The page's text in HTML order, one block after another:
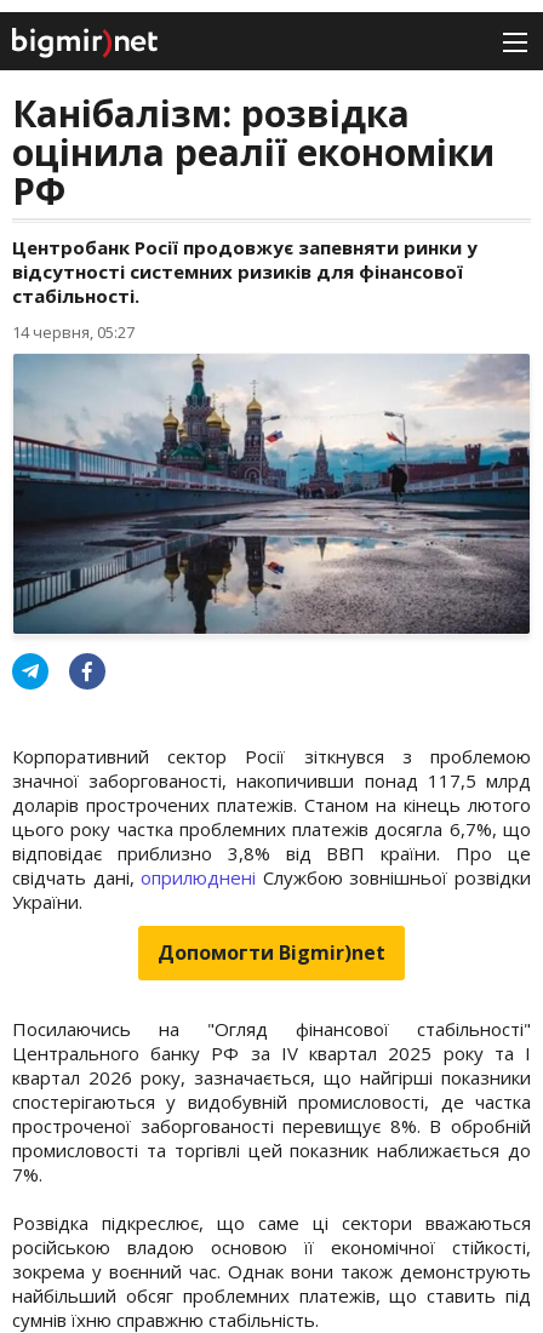
Канібалізм: розвідка
оцінила реалії економіки
РФ
Центробанк Росії продовжує запевняти ринки у
відсутності системних ризиків для фінансової
стабільності.
14 червня, 05:27
Корпоративний сектор Росії зіткнувся з проблемою
значної заборгованості, накопичивши понад 117,5 млрд
доларів прострочених платежів. Станом на кінець лютого
цього року частка проблемних платежів досягла 6,7%, що
відповідає приблизно 3,8% від ВВП країни. Про це
свідчать дані,оприлюднені Службою зовнішньої розвідки
України.
Допомогти Bigmir)net
Посилаючись на "Огляд фінансової стабільності"
Центрального банку РФ за IV квартал 2025 року та I
квартал 2026 року, зазначається, що найгірші показники
спостерігаються у видобувній промисловості, де частка
простроченої заборгованості перевищує 8%. В обробній
промисловості та торгівлі цей показник наближається до
7%.
Розвідка підкреслює, що саме ці сектори вважаються
російською владою основою її економічної стійкості,
зокрема у воєнний час. Однак вони також демонструють
найбільший обсяг проблемних платежів, що ставить під
сумнів їхню справжню стабільність.